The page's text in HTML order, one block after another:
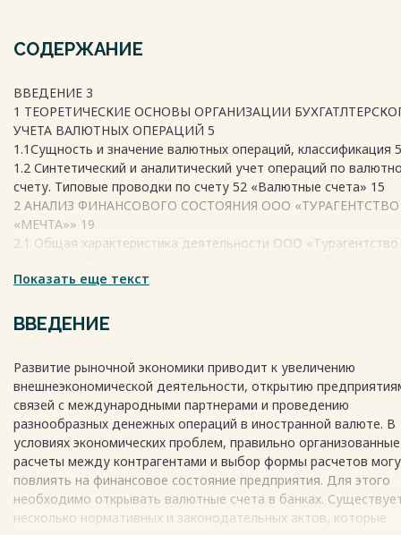
СОДЕРЖАНИЕ
ВВЕДЕНИЕ 3
1 ТЕОРЕТИЧЕСКИЕ ОСНОВЫ ОРГАНИЗАЦИИ
УЧЕТА ВАЛЮТНЫХ ОПЕРАЦИЙ 5
1.1Сущность и значение валютных операций, классификация 5
1.2 Синтетический и аналитический учет операций по
счету. Типовые проводки по счету 52 «Валютные счета» 15
2 АНАЛИЗ ФИНАНСОВОГО СОСТОЯНИЯ ООО «ТУРАГЕНТСТВО
«МЕЧТА»» 19
2.1 Общая характеристика деятельности ООО «Турагентство
2.2 Финансовая отчетность ООО «Турагентство «Мечта»» за
3 БУХГАЛТЕРСКИЙ УЧЕТ ВАЛЮТНЫХ ОПЕРАЦИЙ ООО
«ТУРАГЕНТСТВО «МЕЧТА»» 26
3.2 Синтетические и аналитические счета, главная книга 27
3.3 Оборотная ведомость синтетического счета 30
3.4 Бухгалтерский баланс турфирмы «Мечта» 30
ЗАКЛЮЧЕНИЕ 32
СПИСОК ИСПОЛЬЗУЕМОЙ ЛИТЕРАТУРЫ 33
ПРИЛОЖЕНИЯ 35
Весь текст будет доступен после покупки
Показать еще текст
ВВЕДЕНИЕ
Развитие рыночной экономики приводит к увеличению
внешнеэкономической деятельности, открытию
связей с международными партнерами и проведению
разнообразных денежных операций в иностранной валюте. В
условиях экономических проблем, правильно организованные
расчеты между контрагентами и выбор формы расчетов
повлиять на финансовое состояние предприятия. Для этого
необходимо открывать валютные счета в банках.
несколько нормативных и законодательных актов, которые